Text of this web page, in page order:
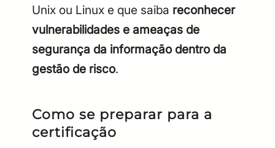
Unix ou Linux e que saiba reconhecer
vulnerabilidades e ameaças de
segurança da informação dentro da
gestão de risco.
Como se preparar para a
certificação